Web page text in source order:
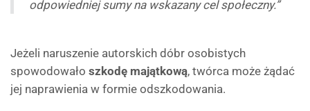
odpowiedniej sumy na wskazany cel społeczny.”
Jeżeli naruszenie autorskich dóbr osobistych
spowodowało szkodę majątkową, twórca może żądać
jej naprawienia w formie odszkodowania.